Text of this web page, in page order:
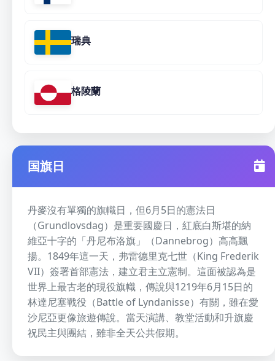
瑞典
格陵蘭
国旗日
丹麥沒有單獨的旗幟日，但6月5日的憲法日
（Grundlovsdag）是重要國慶日，紅底白斯堪的納
維亞十字的「丹尼布洛旗」（Dannebrog）高高飄
揚。1849年這一天，弗雷德里克七世（King Frederik
VII）簽署首部憲法，建立君主立憲制。這面被認為是
世界上最古老的現役旗幟，傳說與1219年6月15日的
林達尼塞戰役（Battle of Lyndanisse）有關，雖在愛
沙尼亞更像旅遊傳說。當天演講、教堂活動和升旗慶
祝民主與團結，雖非全天公共假期。